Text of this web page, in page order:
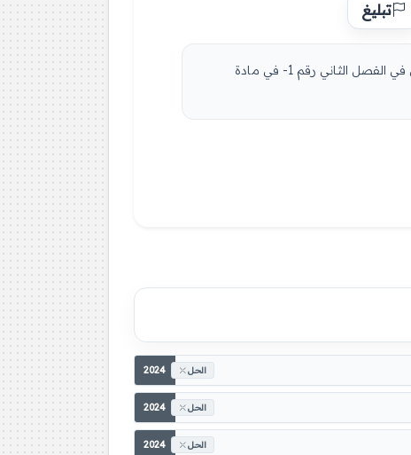
تبليغ
مادة التكنولوجيا هندسة مدنية للسنة الثانية 2 ثانوي دروس مفصلة، فروض واختبارات، تمارين محلولة: نموذج لإمتحان في الفصل الثاني رقم 1- في مادة
2024 الحل
2024 الحل
2024 الحل